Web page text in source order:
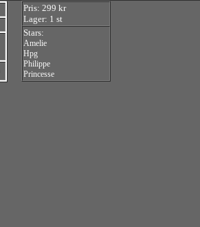
Pris: 299 kr
Lager: 1 st
Stars:
Amelie
Hpg
Philippe
Princesse